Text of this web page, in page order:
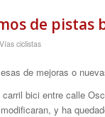
de pistas
Vías ciclistas
de mejoras o
bici entre calle
y ha